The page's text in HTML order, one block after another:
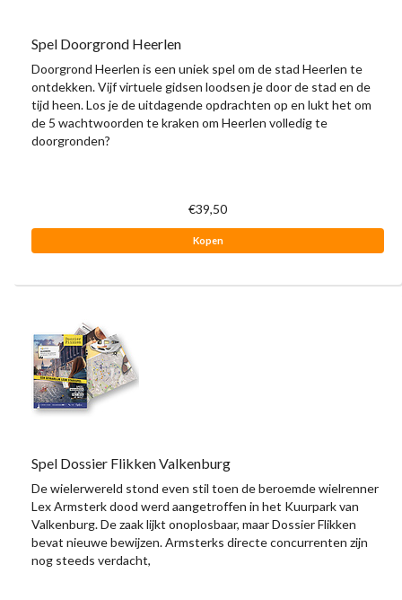
Spel Doorgrond Heerlen
Doorgrond Heerlen is een uniek spel om de stad Heerlen te
ontdekken. Vijf virtuele gidsen loodsen je door de stad en de
tijd heen. Los je de uitdagende opdrachten op en lukt het om
de 5 wachtwoorden te kraken om Heerlen volledig te
doorgronden?
€39,50
Kopen
Spel Dossier Flikken Valkenburg
De wielerwereld stond even stil toen de beroemde wielrenner
Lex Armsterk dood werd aangetroffen in het Kuurpark van
Valkenburg. De zaak lijkt onoplosbaar, maar Dossier Flikken
bevat nieuwe bewijzen. Armsterks directe concurrenten zijn
nog steeds verdacht,